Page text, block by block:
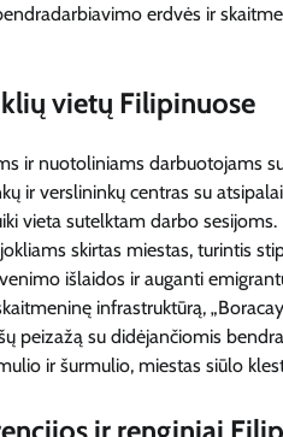
erdvės ir
vietų Filipinuose
ir nuotoliniams darbuotojams
ir verslininkų centras su
vieta sutelktam darbo sesijoms.
skirtas miestas, turintis
išlaidos ir auganti
infrastruktūrą,
peizažą su didėjančiomis
ir šurmulio, miestas siūlo